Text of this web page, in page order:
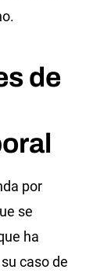
de
por
se
ha
caso de